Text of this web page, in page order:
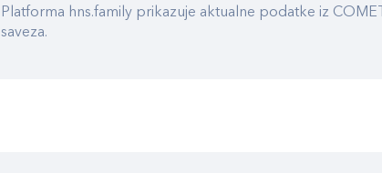
Platforma hns.family prikazuje aktualne podatke iz
saveza.